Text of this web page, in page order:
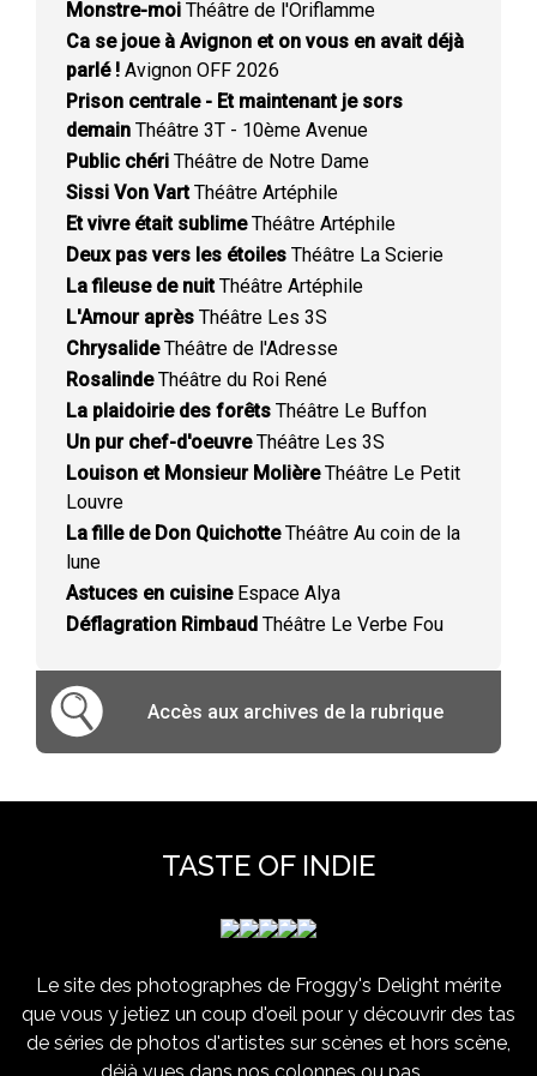
Monstre-moi Théâtre de l'Oriflamme
Ca se joue à Avignon et on vous en avait déjà
parlé ! Avignon OFF 2026
Prison centrale - Et maintenant je sors
demain Théâtre 3T - 10ème Avenue
Public chéri Théâtre de Notre Dame
Sissi Von VartThéâtre Artéphile
Et vivre était sublimeThéâtre Artéphile
Deux pas vers les étoiles Théâtre La Scierie
La fileuse de nuitThéâtre Artéphile
L'Amour après Théâtre Les 3S
ChrysalideThéâtre de l'Adresse
RosalindeThéâtre du Roi René
La plaidoirie des forêts Théâtre Le Buffon
Un pur chef-d'oeuvreThéâtre Les 3S
Louison et Monsieur MolièreThéâtre Le Petit
Louvre
La fille de Don QuichotteThéâtre Au coin de la
lune
Astuces en cuisineEspace Alya
Déflagration Rimbaud Théâtre Le Verbe Fou
Accès aux archives de la rubrique
TASTE OF INDIE
Le site des photographes de Froggy's Delight mérite
que vous y jetiez un coup d'oeil pour y découvrir des tas
de séries de photos d'artistes sur scènes et hors scène,